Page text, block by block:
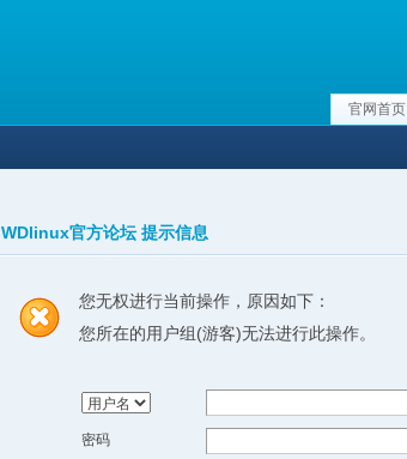
官网首页
WDlinux官方论坛 提示信息
您无权进行当前操作，原因如下：
您所在的用户组(游客)无法进行此操作。
密码